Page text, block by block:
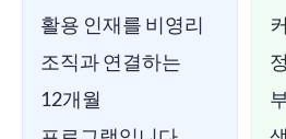
활용 인재를 비영리
조직과 연결하는
12개월